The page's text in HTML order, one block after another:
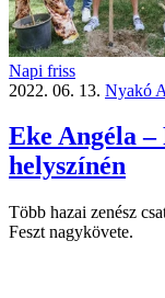
Napi friss
2022. 06. 13. Nyakó
Eke Angéla
helyszínén
Több hazai zenész
Feszt nagykövete.